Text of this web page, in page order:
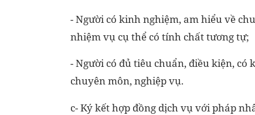
- Người có kinh nghiệm, am hiểu về
nhiệm vụ cụ thể có tính chất tương tự;
- Người có đủ tiêu chuẩn, điều kiện,
chuyên môn, nghiệp vụ.
c- Ký kết hợp đồng dịch vụ với pháp